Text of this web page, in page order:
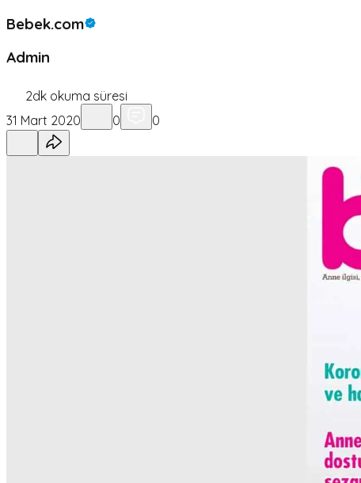
Bebek.com
Admin
2dk okuma süresi
31 Mart 2020
0 0